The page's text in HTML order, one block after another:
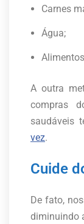
Carnes
Água;
A outra
compras
saudáveis
vez.
Cuide
De fato,
diminuindo